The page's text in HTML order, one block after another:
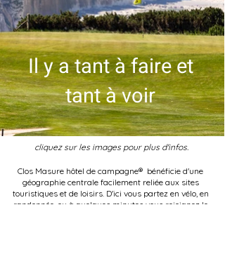
Il y a tant à faire et
tant à voir
cliquez sur les images pour plus d'infos.
Clos Masure hôtel de campagne® bénéficie d'une
géographie centrale facilement reliée aux sites
touristiques et de loisirs. D'ici vous partez en vélo, en
randonnée, ou à quelques minutes vous rejoignez le